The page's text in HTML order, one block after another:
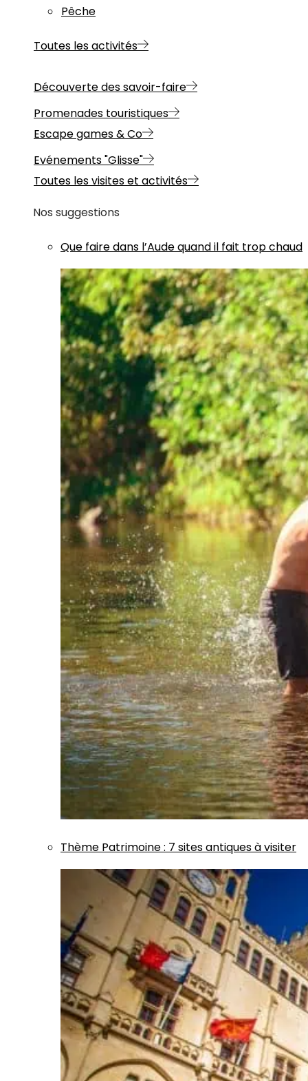
Pêche
Toutes les activités
Découverte des savoir-faire
Promenades touristiques
Escape games & Co
Evénements "Glisse"
Toutes les visites et activités
Nos suggestions
Que faire dans l’Aude quand il fait trop chaud
Thème Patrimoine: 7 sites antiques à visiter